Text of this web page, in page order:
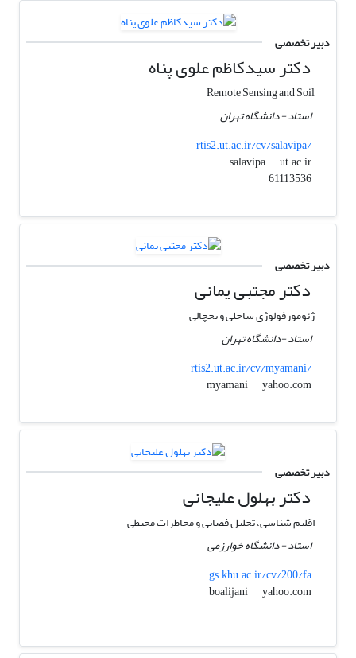
دبیر تخصصی
دکتر سیدکاظم علوی پناه
Remote Sensing and Soil
استاد - دانشگاه تهران
rtis2.ut.ac.ir/cv/salavipa/
salavipa
ut.ac.ir
61113536
دبیر تخصصی
دکتر مجتبی یمانی
ژئومورفولوژی ساحلی و یخچالی
استاد -دانشگاه تهران
rtis2.ut.ac.ir/cv/myamani/
myamani
yahoo.com
دبیر تخصصی
دکتر بهلول علیجانی
اقلیم شناسی، تحلیل فضایی و مخاطرات محیطی
استاد - دانشگاه خوارزمی
gs.khu.ac.ir/cv/200/fa
boalijani
yahoo.com
-